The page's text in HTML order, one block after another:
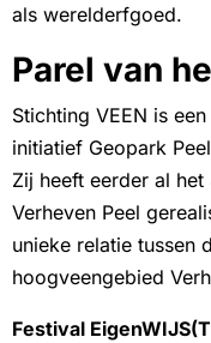
als werelderfgoed.
Parel van
Stichting VEEN is
initiatief Geopark
Zij heeft eerder al
Verheven Peel
unieke relatie tussen
hoogveengebied
Festival